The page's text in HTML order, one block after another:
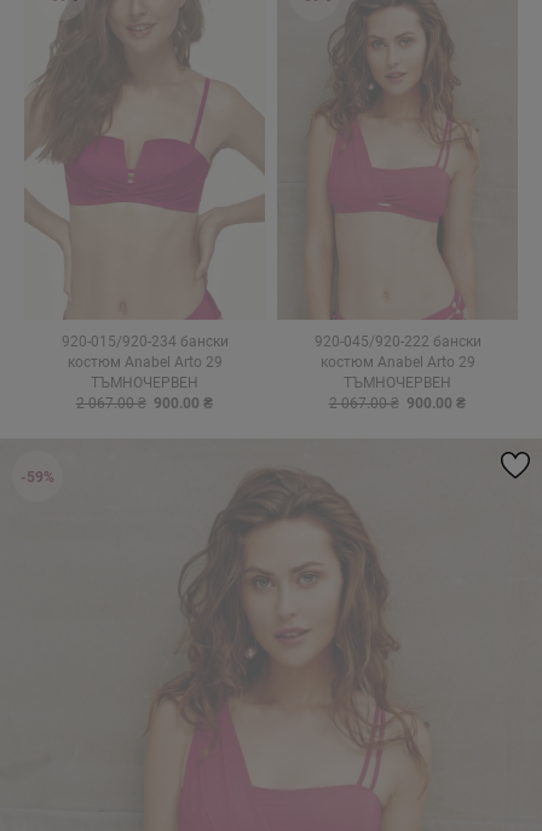
920-015/920-234 бански
костюм Anabel Arto 29
ТЪМНОЧЕРВЕН
2 067.00 ₴ 900.00 ₴
920-045/920-222 бански
костюм Anabel Arto 29
ТЪМНОЧЕРВЕН
2 067.00 ₴ 900.00 ₴
-59%